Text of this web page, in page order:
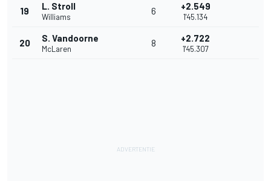
19 L. Stroll
Williams
6 +2.549
1'45.134
20 S. Vandoorne
McLaren
8 +2.722
1'45.307